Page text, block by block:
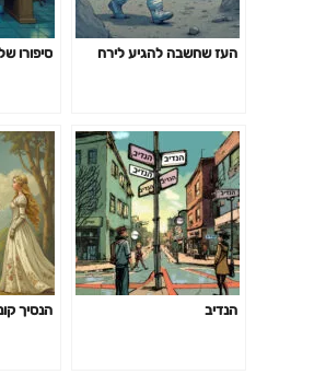
העז שחשבה להגיע לירח סיפורו
הנדיב הנסיך